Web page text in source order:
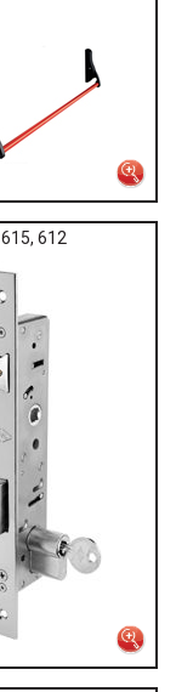
615, 612